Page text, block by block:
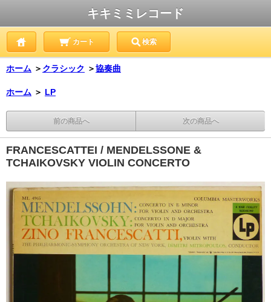
キキミミレコード
カート 検索
ホーム ＞ クラシック ＞協奏曲
ホーム ＞ LP
前の商品へ 次の商品へ
FRANCESCATTEI / MENDELSSONE &
TCHAIKOVSKY VIOLIN CONCERTO